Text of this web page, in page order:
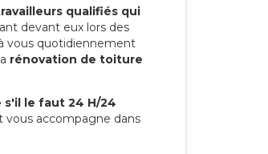
qualifiés qui
devant eux lors des
vous quotidiennement
rénovation de toiture
le faut 24 H/24
vous accompagne dans